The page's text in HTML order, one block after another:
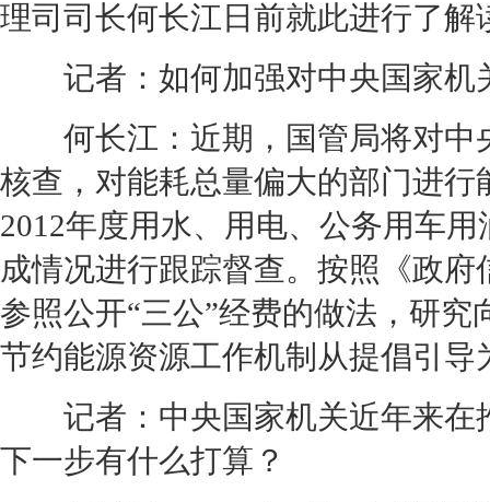
理司司长何长江日前就此进行了解
记者：如何加强对中央国家机
何长江：近期，国管局将对中
核查，对能耗总量偏大的部门进
2012年度用水、用电、公务用车
成情况进行跟踪督查。按照《政
参照公开“三公”经费的做法，研
节约能源资源工作机制从提倡引
记者：中央国家机关近年来在
下一步有什么打算？